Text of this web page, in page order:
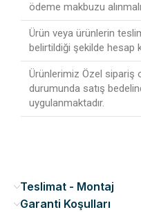
ödeme makbuzu
Ürün veya ürünlerin
belirtildiği şekilde hesap
Ürünlerimiz Özel sipariş
durumunda satış
uygulanmaktadır.
Teslimat - Montaj
Garanti Koşulları